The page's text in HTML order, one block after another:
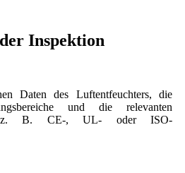
Inspektion
Daten des Luftentfeuchters, die
und die relevanten
(z. B. CE-, UL- oder ISO-